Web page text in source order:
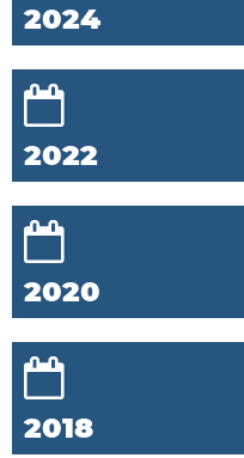
2024
2022
2020
2018